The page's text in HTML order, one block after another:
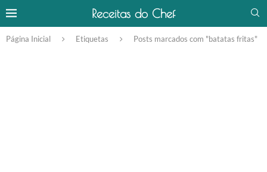
Receitas do Chef
Página Inicial Etiquetas Posts marcados com "batatas fritas"